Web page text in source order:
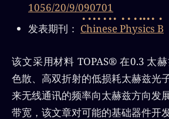
1056/20/9/090701
发表期刊： Chinese Physics B
该文采用材料 TOPAS® 在0.3 太
色散、高双折射的低损耗太赫兹光
来无线通讯的频率向太赫兹方向发
带宽，该文章对可能的基础器件开